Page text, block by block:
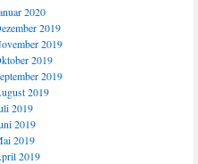
2020
2019
2019
2019
2019
2019
2019
2019
2019
2019